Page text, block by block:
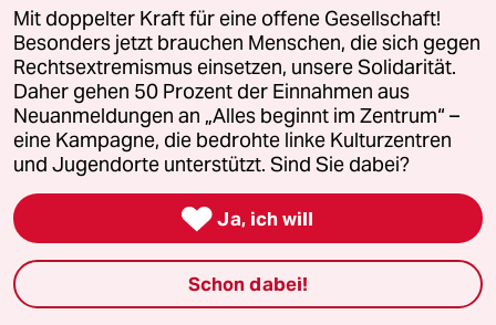
3 FDP-Chef Kubicki über seine Partei
„Wie Sie sehen, lebe ich“
4 Forstwissenschaftler über Brände
„Der Mythos vom Brandstifter hält sich
hartnäckig“
5 EU nach Ceuta
Zur Freude der Antieuropäer
Mit doppelter Kraft für eine offene Gesellschaft!
Besonders jetzt brauchen Menschen, die sich gegen
Rechtsextremismus einsetzen, unsere Solidarität.
Daher gehen 50 Prozent der Einnahmen aus
Neuanmeldungen an „Alles beginnt im Zentrum“ –
eine Kampagne, die bedrohte linke Kulturzentren
und Jugendorte unterstützt. Sind Sie dabei?
 Ja, ich will
Schon dabei!